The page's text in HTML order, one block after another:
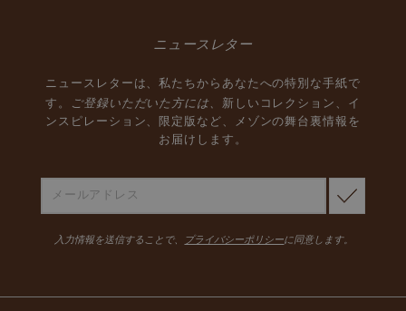
ニュースレター
ニュースレターは、私たちからあなたへの特別な手紙で
す。
ご登録いただいた方には、 新しいコレクション、イ
ンスピレーション、限定版など、メゾンの舞台裏情報を
お届けします。
入力情報を送信することで、 プライバシーポリシーに同意します。